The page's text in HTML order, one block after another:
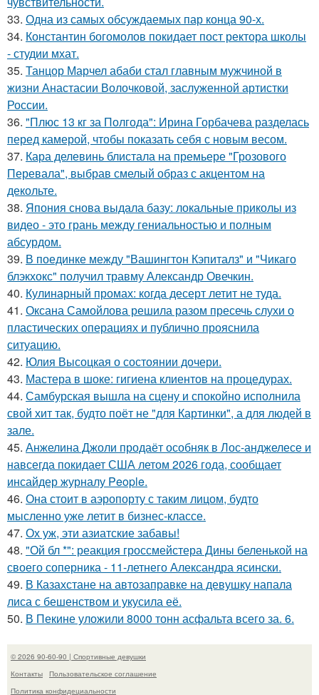
33. Одна из самых обсуждаемых пар конца 90-х.
34. Константин богомолов покидает пост ректора школы
- студии мхат.
35. Танцор Марчел абаби стал главным мужчиной в
жизни Анастасии Волочковой, заслуженной артистки
России.
36. "Плюс 13 кг за Полгода": Ирина Горбачева разделась
перед камерой, чтобы показать себя с новым весом.
37. Кара делевинь блистала на премьере "Грозового
Перевала", выбрав смелый образ с акцентом на
декольте.
38. Япония снова выдала базу: локальные приколы из
видео - это грань между гениальностью и полным
абсурдом.
39. В поединке между "Вашингтон Кэпиталз" и "Чикаго
блэкхокс" получил травму Александр Овечкин.
40. Кулинарный промах: когда десерт летит не туда.
41. Оксана Самойлова решила разом пресечь слухи о
пластических операциях и публично прояснила
ситуацию.
42. Юлия Высоцкая о состоянии дочери.
43. Мастера в шоке: гигиена клиентов на процедурах.
44. Самбурская вышла на сцену и спокойно исполнила
свой хит так, будто поёт не "для Картинки", а для людей в
зале.
45. Анжелина Джоли продаёт особняк в Лос-анджелесе и
навсегда покидает США летом 2026 года, сообщает
инсайдер журналу People.
46. Она стоит в аэропорту с таким лицом, будто
мысленно уже летит в бизнес-классе.
47. Ох уж, эти азиатские забавы!
48. "Ой бл *": реакция гроссмейстера Дины беленькой на
своего соперника - 11-летнего Александра ясински.
49. В Казахстане на автозаправке на девушку напала
лиса с бешенством и укусила её.
50. В Пекине уложили 8000 тонн асфальта всего за. 6.
© 2026 90-60-90 | Спортивные девушки
Контакты
Пользовательское соглашение
Политика конфидециальности